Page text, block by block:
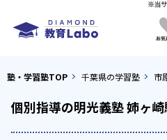
塾・学習塾TOP 千葉県の学習塾 市
個別指導の明光義塾 姉ヶ